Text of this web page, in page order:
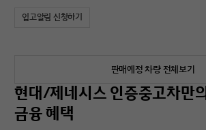
입고알림 신청하기
판매예정 차량 전체보기
현대/제네시스 인증중고차만의
금융 혜택